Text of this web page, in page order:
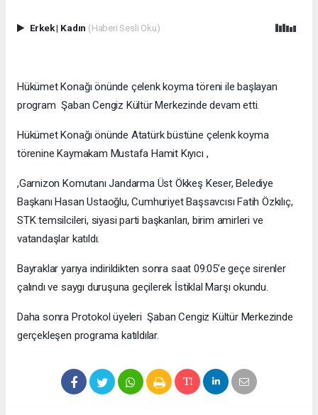
Erkek| Kadın (Haberi Sesli Oku)
Hükümet Konağı önünde çelenk koyma töreni ile başlayan
program Şaban Cengiz Kültür Merkezinde devam etti.
Hükümet Konağı önünde Atatürk büstüne çelenk koyma
törenine Kaymakam Mustafa Hamit Kıyıcı ,
,Garnizon Komutanı Jandarma Üst Ökkeş Keser, Belediye
Başkanı Hasan Ustaoğlu, Cumhuriyet Başsavcısı Fatih Özkılıç,
STK temsilcileri, siyasi parti başkanları, birim amirleri ve
vatandaşlar katıldı.
Bayraklar yarıya indirildikten sonra saat 09:05’e geçe sirenler
çalındı ve saygı duruşuna geçilerek İstiklal Marşı okundu.
Daha sonra Protokol üyeleri Şaban Cengiz Kültür Merkezinde
gerçekleşen programa katıldılar.